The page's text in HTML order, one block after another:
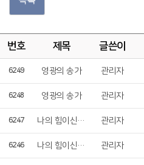
번호 제목 글쓴이
6249 영광의 송가 관리자
6248 영광의 송가 관리자
6247 나의 힘이신 여호와여 관리자
6246 나의 힘이신 여호와여 관리자